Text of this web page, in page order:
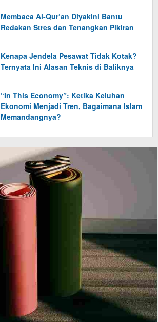
Membaca Al-Qur’an Diyakini Bantu
Redakan Stres dan Tenangkan Pikiran
Kenapa Jendela Pesawat Tidak Kotak?
Ternyata Ini Alasan Teknis di Baliknya
“In This Economy”: Ketika Keluhan
Ekonomi Menjadi Tren, Bagaimana Islam
Memandangnya?